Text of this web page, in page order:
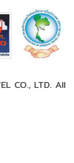
CO., LTD. All